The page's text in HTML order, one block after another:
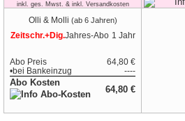
inkl. ges. Mwst. & inkl. Versandkosten
Olli & Molli (ab 6 Jahren)
Zeitschr.+Dig.Jahres-Abo 1 Jahr
Abo Preis
64,80 €
•bei Bankeinzug ----
Abo Kosten
64,80 €